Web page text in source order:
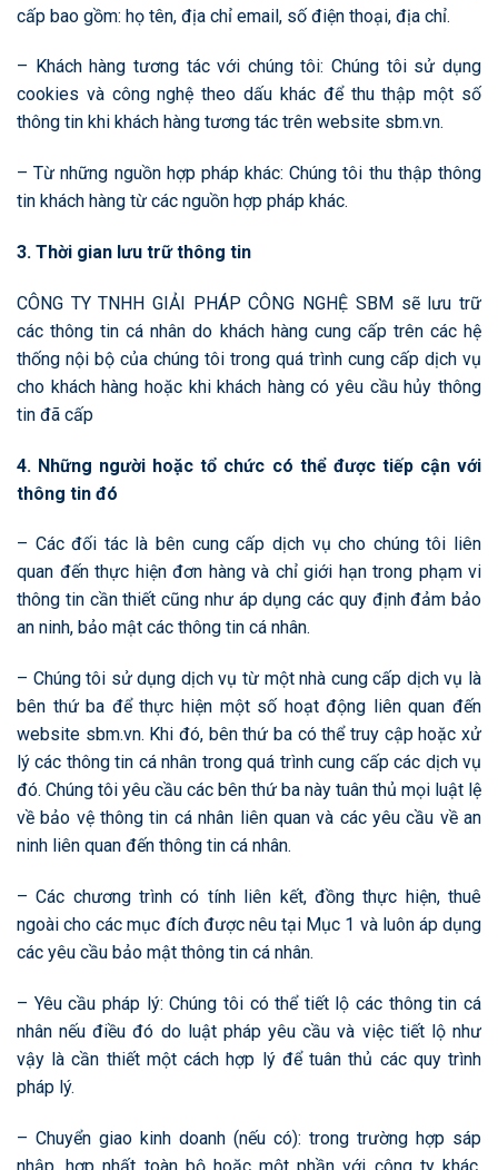
cấp bao gồm: họ tên, địa chỉ email, số điện thoại, địa chỉ.
– Khách hàng tương tác với chúng tôi: Chúng tôi sử dụng
cookies và công nghệ theo dấu khác để thu thập một số
thông tin khi khách hàng tương tác trên website sbm.vn.
– Từ những nguồn hợp pháp khác: Chúng tôi thu thập thông
tin khách hàng từ các nguồn hợp pháp khác.
3. Thời gian lưu trữ thông tin
CÔNG TY TNHH GIẢI PHÁP CÔNG NGHỆ SBM sẽ lưu trữ
các thông tin cá nhân do khách hàng cung cấp trên các hệ
thống nội bộ của chúng tôi trong quá trình cung cấp dịch vụ
cho khách hàng hoặc khi khách hàng có yêu cầu hủy thông
tin đã cấp
4. Những người hoặc tổ chức có thể được tiếp cận với
thông tin đó
– Các đối tác là bên cung cấp dịch vụ cho chúng tôi liên
quan đến thực hiện đơn hàng và chỉ giới hạn trong phạm vi
thông tin cần thiết cũng như áp dụng các quy định đảm bảo
an ninh, bảo mật các thông tin cá nhân.
– Chúng tôi sử dụng dịch vụ từ một nhà cung cấp dịch vụ là
bên thứ ba để thực hiện một số hoạt động liên quan đến
website sbm.vn. Khi đó, bên thứ ba có thể truy cập hoặc xử
lý các thông tin cá nhân trong quá trình cung cấp các dịch vụ
đó. Chúng tôi yêu cầu các bên thứ ba này tuân thủ mọi luật lệ
về bảo vệ thông tin cá nhân liên quan và các yêu cầu về an
ninh liên quan đến thông tin cá nhân.
– Các chương trình có tính liên kết, đồng thực hiện, thuê
ngoài cho các mục đích được nêu tại Mục 1 và luôn áp dụng
các yêu cầu bảo mật thông tin cá nhân.
– Yêu cầu pháp lý: Chúng tôi có thể tiết lộ các thông tin cá
nhân nếu điều đó do luật pháp yêu cầu và việc tiết lộ như
vậy là cần thiết một cách hợp lý để tuân thủ các quy trình
pháp lý.
– Chuyển giao kinh doanh (nếu có): trong trường hợp sáp
nhập, hợp nhất toàn bộ hoặc một phần với công ty khác,